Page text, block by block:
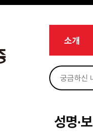
소개
성명·